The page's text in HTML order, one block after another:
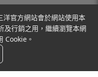
洋官方網站會於網站使用本
及行銷之用，繼續瀏覽本網
Cookie。
聞